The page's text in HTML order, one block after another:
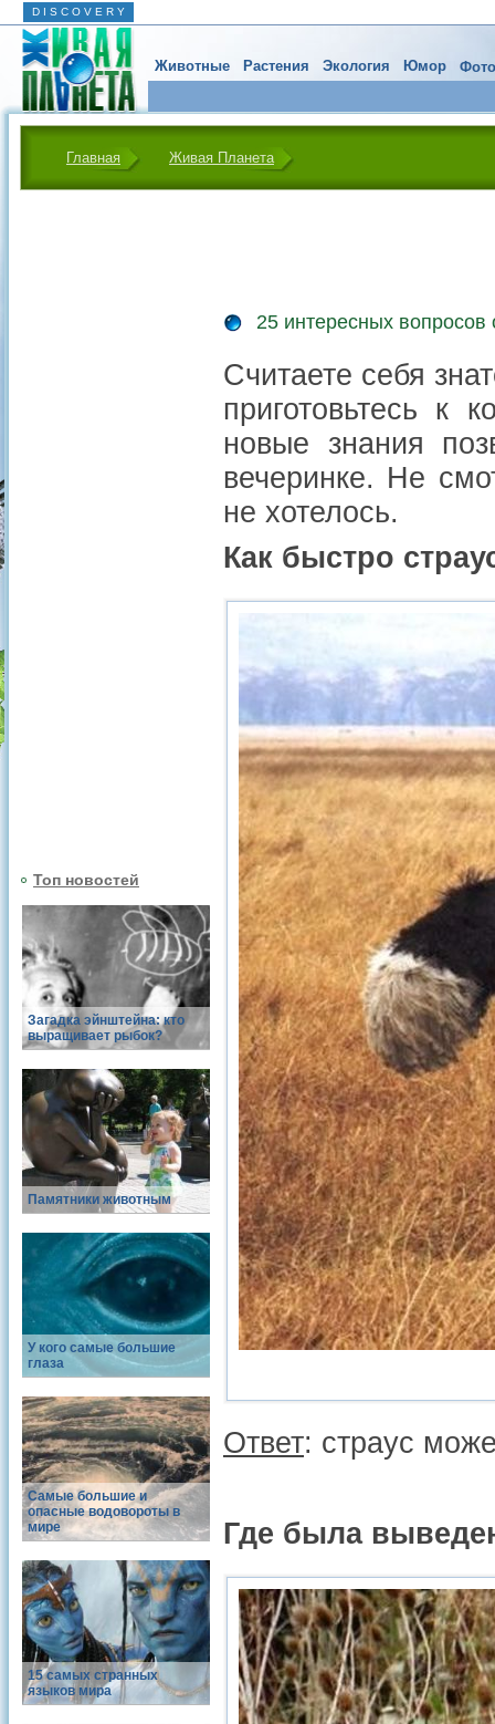
D I S C O V E R Y
Животные Растения Экология Юмор
Главная Живая Планета
Топ новостей
Загадка эйнштейна: кто
выращивает рыбок?
Памятники животным
У кого самые большие
глаза
Самые большие и
опасные водовороты в
мире
15 самых странных
языков мира
25 интересных вопросов
Считаете себя
приготовьтесь к
новые знания
вечеринке. Не
не хотелось.
Как быстро
Ответ: страус
Где была